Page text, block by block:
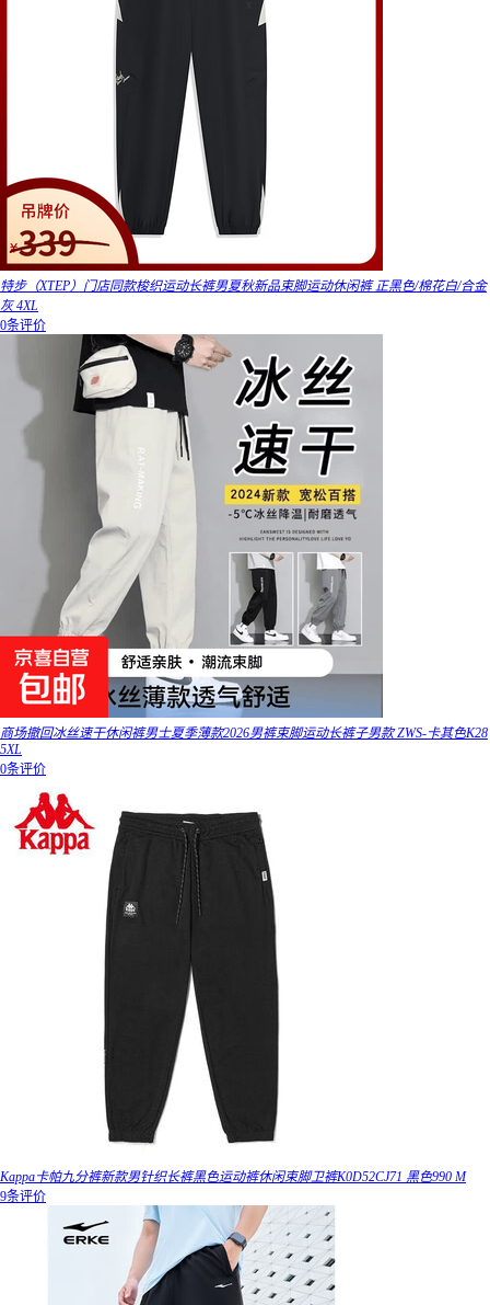
特步（XTEP）门店同款梭织运动长裤男夏秋新品束脚运动休闲裤 正黑色/棉花白/合金
灰 4XL
0条评价
商场撤回冰丝速干休闲裤男士夏季薄款2026男裤束脚运动长裤子男款 ZWS-卡其色K28
5XL
0条评价
Kappa卡帕九分裤新款男针织长裤黑色运动裤休闲束脚卫裤K0D52CJ71 黑色990 M
9条评价